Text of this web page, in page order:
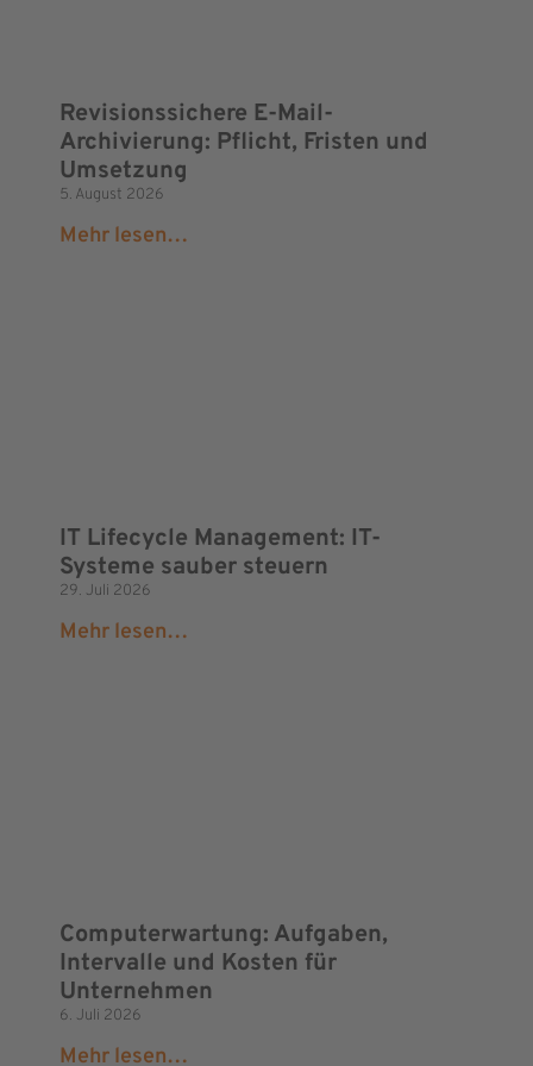
Revisionssichere E-Mail-
Archivierung: Pflicht, Fristen und
Umsetzung
5. August 2026
Mehr lesen…
IT Lifecycle Management: IT-
Systeme sauber steuern
29. Juli 2026
Mehr lesen…
Computerwartung: Aufgaben,
Intervalle und Kosten für
Unternehmen
6. Juli 2026
Mehr lesen…